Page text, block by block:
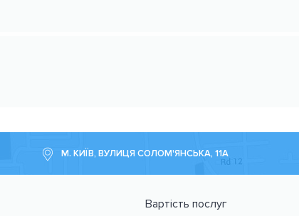
М. КИЇВ, ВУЛИЦЯ СОЛОМ'ЯНСЬКА, 11А
Вартість послуг